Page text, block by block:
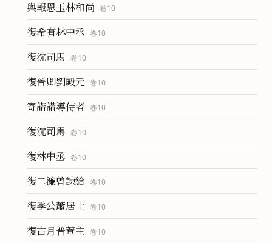
與報恩玉林和尚 卷10
復希有林中丞 卷10
復沈司馬 卷10
復晉卿劉殿元 卷10
寄諾諾導侍者 卷10
復沈司馬 卷10
復林中丞 卷10
復二濂曾諫給 卷10
復季公蕭居士 卷10
復古月普菴主 卷10